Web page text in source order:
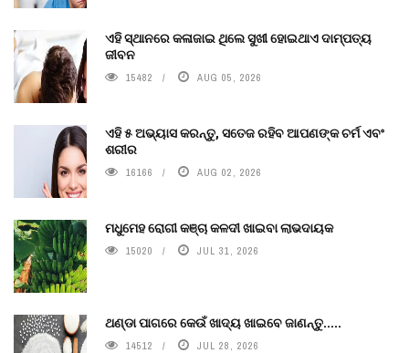
ଏହି ସ୍ଥାନରେ କଳାଜାଇ ଥିଲେ ସୁଖୀ ହୋଇଥାଏ ଦାମ୍ପତ୍ୟ
ଜୀବନ
15482 AUG 05, 2026
ଏହି ୫ ଅଭ୍ୟାସ କରନ୍ତୁ, ସତେଜ ରହିବ ଆପଣଙ୍କ ଚର୍ମ ଏବଂ
ଶରୀର
16166 AUG 02, 2026
ମଧୁମେହ ରୋଗୀ କଞ୍ଚା କଳଦୀ ଖାଇବା ଲାଭଦାୟକ
15020 JUL 31, 2026
ଥଣ୍ଡା ପାଗରେ କେଉଁ ଖାଦ୍ୟ ଖାଇବେ ଜାଣନ୍ତୁ.....
14512 JUL 28, 2026